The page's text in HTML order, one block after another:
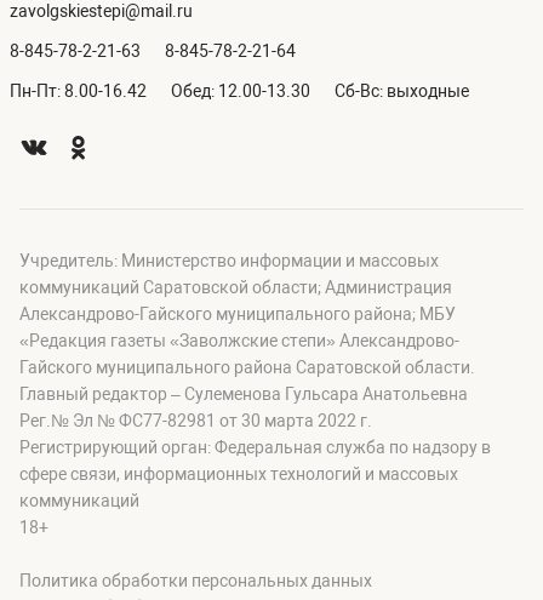
zavolgskiestepi@mail.ru
8-845-78-2-21-63 8-845-78-2-21-64
Пн-Пт: 8.00-16.42 Обед: 12.00-13.30 Сб-Вс: выходные
Учредитель: Министерство информации и массовых
коммуникаций Саратовской области; Администрация
Александрово-Гайского муниципального района; МБУ
«Редакция газеты «Заволжские степи» Александрово-
Гайского муниципального района Саратовской области.
Главный редактор – Сулеменова Гульсара Анатольевна
Рег.№ Эл № ФС77-82981 от 30 марта 2022 г.
Регистрирующий орган: Федеральная служба по надзору в
сфере связи, информационных технологий и массовых
коммуникаций
18+
Политика обработки персональных данных